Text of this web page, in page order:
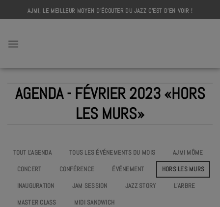
to
AJMI, LE MEILLEUR MOYEN D'ÉCOUTER DU JAZZ C'EST D'EN VOIR !
AGENDA - FÉVRIER 2023 «HORS
LES MURS»
TOUT L'AGENDA TOUS LES ÉVÉNEMENTS DU MOIS
AJMI MÔME
CONCERT
CONFÉRENCE ÉVÉNEMENT
HORS LES MURS
INAUGURATION
JAM SESSION JAZZ STORY
L’ARBRE
MASTER CLASS
MIDI SANDWICH